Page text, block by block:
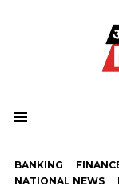
BANKING
NATIONAL NEWS